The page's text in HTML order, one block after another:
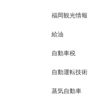
福岡観光情報
給油
自動車税
自動運転技術
蒸気自動車